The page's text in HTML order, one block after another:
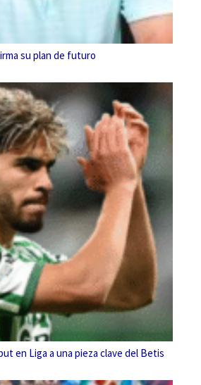
su plan de futuro
en Liga a una pieza clave del Betis